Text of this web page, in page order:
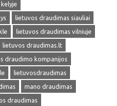
lietuvos draudimas siauliai
lietuvos draudimas vilniuje
lietuvos draudimas.lt
draudimo kompanijos
lietuvosdraudimas
mano draudimas
draudimas